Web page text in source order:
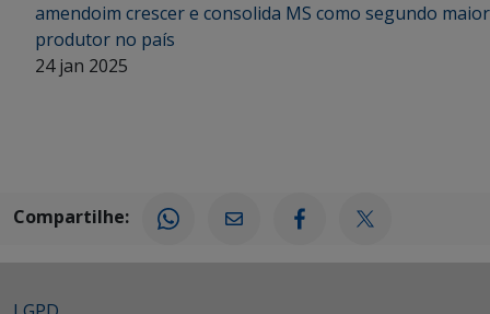
amendoim crescer e consolida MS como segundo maior
produtor no país
24 jan 2025
Compartilhe: